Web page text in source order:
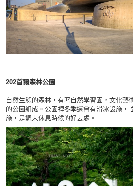
202首爾森林公園
自然生態的森林，有著自然學習園，文化藝
的公園組成。公園裡冬季還會有滑冰設施，
施，是週末休息時候的好去處。